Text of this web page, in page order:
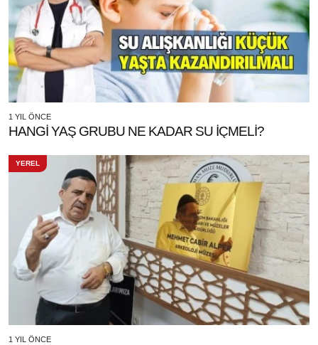
1 YIL ÖNCE
HANGİ YAŞ GRUBU NE KADAR SU İÇMELİ?
YEREL
1 YIL ÖNCE